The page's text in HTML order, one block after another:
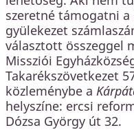
szeretné támogatni
gyülekezet
választott összeggel
Missziói
Takarékszövetkezet
közleménybe a
helyszíne: ercsi
Dózsa György út 32.